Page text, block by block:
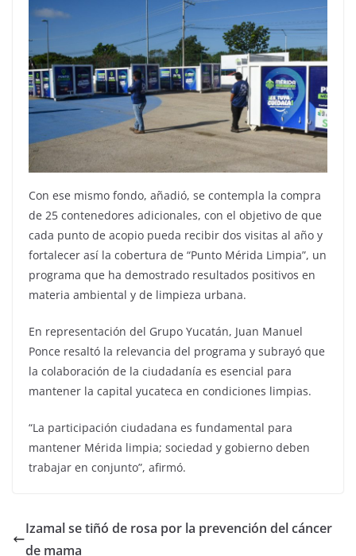
Con ese mismo fondo, añadió, se contempla la compra
de 25 contenedores adicionales, con el objetivo de que
cada punto de acopio pueda recibir dos visitas al año y
fortalecer así la cobertura de “Punto Mérida Limpia”, un
programa que ha demostrado resultados positivos en
materia ambiental y de limpieza urbana.
En representación del Grupo Yucatán, Juan Manuel
Ponce resaltó la relevancia del programa y subrayó que
la colaboración de la ciudadanía es esencial para
mantener la capital yucateca en condiciones limpias.
“La participación ciudadana es fundamental para
mantener Mérida limpia; sociedad y gobierno deben
trabajar en conjunto”, afirmó.
Izamal se tiñó de rosa por la prevención del cáncer
de mama